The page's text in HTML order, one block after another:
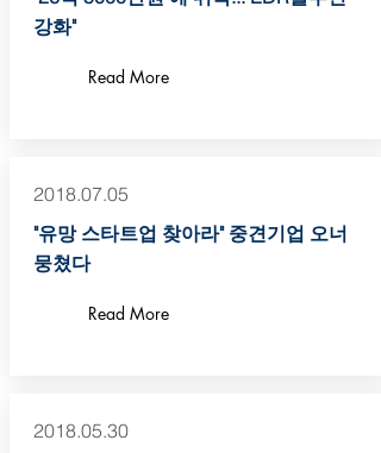
강화"
Read More
2018.07.05
"유망 스타트업 찾아라" 중견기업 오너
뭉쳤다
Read More
2018.05.30